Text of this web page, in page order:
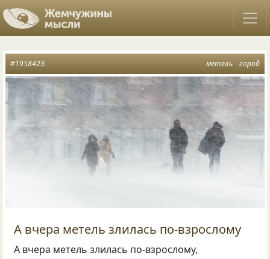
метель город
#1958423
А вчера метель злилась по-взрослому
А вчера метель злилась по-взрослому,